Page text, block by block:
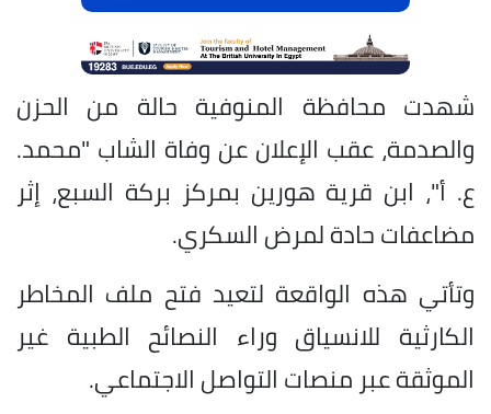
شهدت محافظة المنوفية حالة من الحزن
والصدمة، عقب الإعلان عن وفاة الشاب "محمد.
ع. أ"، ابن قرية هورين بمركز بركة السبع، إثر
مضاعفات حادة لمرض السكري.
وتأتي هذه الواقعة لتعيد فتح ملف المخاطر
الكارثية للانسياق وراء النصائح الطبية غير
الموثقة عبر منصات التواصل الاجتماعي.